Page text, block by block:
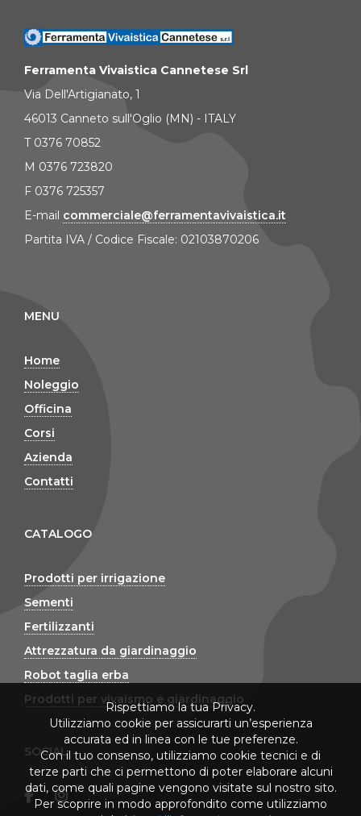
Ferramenta Vivaistica Cannetese Srl
Via Dell'Artigianato, 1
46013 Canneto sull'Oglio (MN) - ITALY
T 0376 70852
M 0376 723820
F 0376 725357
E-mail commerciale@ferramentavivaistica.it
Partita IVA / Codice Fiscale: 02103870206
MENU
Home
Noleggio
Officina
Corsi
Azienda
Contatti
CATALOGO
Prodotti per irrigazione
Sementi
Fertilizzanti
Attrezzatura da giardinaggio
Robot taglia erba
Prodotti per vivaismo e giardinaggio
SOCIAL
Rispettiamo la tua Privacy.
Utilizziamo cookie per assicurarti un’esperienza
accurata ed in linea con le tue preferenze.
Con il tuo consenso, utilizziamo cookie tecnici e di
terze parti che ci permettono di poter elaborare alcuni
dati, come quali pagine vengono visitate sul nostro sito.
Per scoprire in modo approfondito come utilizziamo